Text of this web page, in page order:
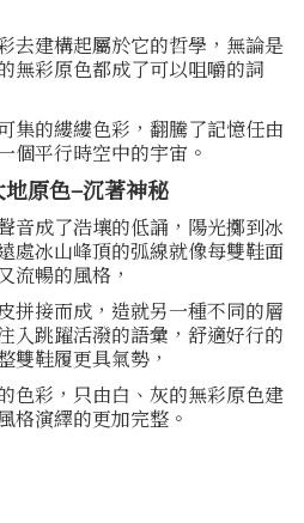
去建構起屬於它的哲學，無論是
無彩原色都成了可以咀嚼的詞
集的縷縷色彩，翻騰了記憶任由
個平行時空中的宇宙。
原色–沉著神秘
音成了浩壤的低誦，陽光擲到冰
處冰山峰頂的弧線就像每雙鞋面
流暢的風格，
拼接而成，造就另一種不同的層
入跳躍活潑的語彙，舒適好行的
雙鞋履更具氣勢，
色彩，只由白、灰的無彩原色建
格演繹的更加完整。